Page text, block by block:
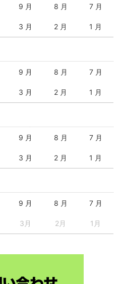
9 月 8 月 7 月
3 月 2 月 1 月
9 月 8 月 7 月
3 月 2 月 1 月
9 月 8 月 7 月
3 月 2 月 1 月
9 月 8 月 7 月
3月 2月 1月